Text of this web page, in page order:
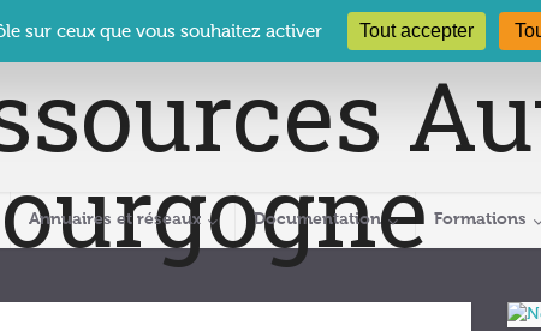
Présidents – 19-21 rue Coty – 21 000 DIJON cra@crabourgogne.org
Annuaires et réseaux Documentation Formations
sur ceux que vous souhaitez activer Tout accepter